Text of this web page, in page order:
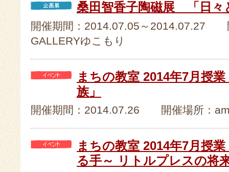
桑田智香子陶磁展 「日々
開催期間：2014.07.05～2014.07.27
GALLERYゆこもり
まちの教室 2014年7月授
族」
開催期間：2014.07.26 開催場所：
まちの教室 2014年7月授
る手～ リトルプレスの将